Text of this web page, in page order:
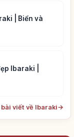
| Biển và
Ibaraki |
viết về Ibaraki→